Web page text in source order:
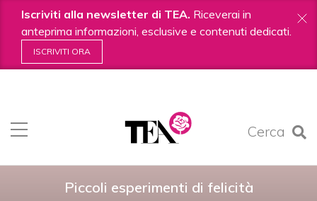
Iscriviti alla newsletter di TEA. Riceverai in
anteprima informazioni, esclusive e contenuti dedicati.
ISCRIVITI ORA
Cerca
contenuti.
|
Piccoli esperimenti di felicità